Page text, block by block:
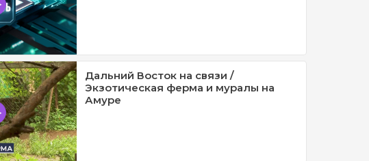
Дальний Восток на связи /
Экзотическая ферма и муралы на
Амуре